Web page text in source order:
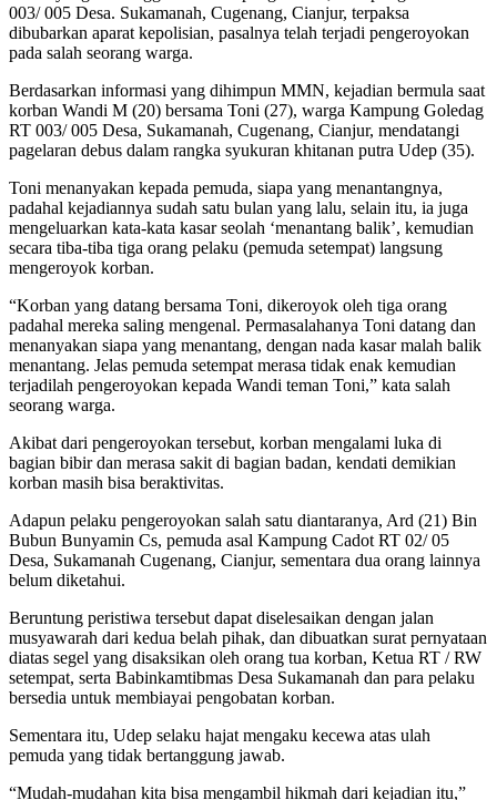
003/ 005 Desa. Sukamanah, Cugenang, Cianjur, terpaksa
dibubarkan aparat kepolisian, pasalnya telah terjadi pengeroyokan
pada salah seorang warga.
Berdasarkan informasi yang dihimpun MMN, kejadian bermula saat
korban Wandi M (20) bersama Toni (27), warga Kampung Goledag
RT 003/ 005 Desa, Sukamanah, Cugenang, Cianjur, mendatangi
pagelaran debus dalam rangka syukuran khitanan putra Udep (35).
Toni menanyakan kepada pemuda, siapa yang menantangnya,
padahal kejadiannya sudah satu bulan yang lalu, selain itu, ia juga
mengeluarkan kata-kata kasar seolah ‘menantang balik’, kemudian
secara tiba-tiba tiga orang pelaku (pemuda setempat) langsung
mengeroyok korban.
“Korban yang datang bersama Toni, dikeroyok oleh tiga orang
padahal mereka saling mengenal. Permasalahanya Toni datang dan
menanyakan siapa yang menantang, dengan nada kasar malah balik
menantang. Jelas pemuda setempat merasa tidak enak kemudian
terjadilah pengeroyokan kepada Wandi teman Toni,” kata salah
seorang warga.
Akibat dari pengeroyokan tersebut, korban mengalami luka di
bagian bibir dan merasa sakit di bagian badan, kendati demikian
korban masih bisa beraktivitas.
Adapun pelaku pengeroyokan salah satu diantaranya, Ard (21) Bin
Bubun Bunyamin Cs, pemuda asal Kampung Cadot RT 02/ 05
Desa, Sukamanah Cugenang, Cianjur, sementara dua orang lainnya
belum diketahui.
Beruntung peristiwa tersebut dapat diselesaikan dengan jalan
musyawarah dari kedua belah pihak, dan dibuatkan surat pernyataan
diatas segel yang disaksikan oleh orang tua korban, Ketua RT / RW
setempat, serta Babinkamtibmas Desa Sukamanah dan para pelaku
bersedia untuk membiayai pengobatan korban.
Sementara itu, Udep selaku hajat mengaku kecewa atas ulah
pemuda yang tidak bertanggung jawab.
“Mudah-mudahan kita bisa mengambil hikmah dari kejadian itu,”